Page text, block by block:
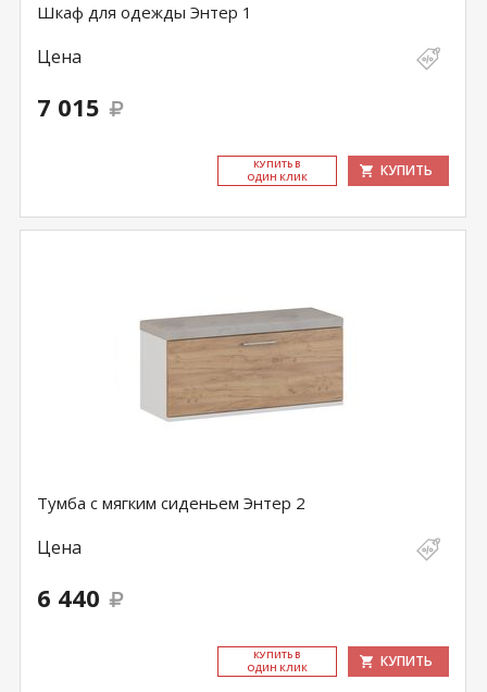
Шкаф для одежды Энтер 1
Цена
7 015
КУ­ПИТЬ В
ОДИН КЛИК
КУПИТЬ
Тумба с мягким сиденьем Энтер 2
Цена
6 440
КУ­ПИТЬ В
ОДИН КЛИК
КУПИТЬ